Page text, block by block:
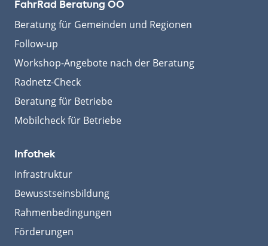
FahrRad Beratung OÖ
Beratung für Gemeinden und Regionen
Follow-up
Workshop-Angebote nach der Beratung
Radnetz-Check
Beratung für Betriebe
Mobilcheck für Betriebe
Infothek
Infrastruktur
Bewusstseinsbildung
Rahmenbedingungen
Förderungen